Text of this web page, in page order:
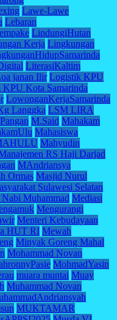
Lawe-Lawe
Lebaran
LindungiHutan
Kerja Lingkungan
LiterasiKaltim
janan Ilir Logistik KPU
Kota Samarinda
LowonganKerjaSamarinda
Langgka LSM LIRA
M.Said Mahakam
Mahasiswa
Mahyudin
RS Haji Darjad
MAndriansya
Ormas Masjid Nurul
Sulawesi Selatan
Muhammad Mediasi
Mengurangi
Menteri Kebudayaan
HUT RI Mewah
Minyak Goreng Mahal
Mohammad Novan
MohmadYasin
muara muntai Muay
Muhammad Novan
MUKTAMAR